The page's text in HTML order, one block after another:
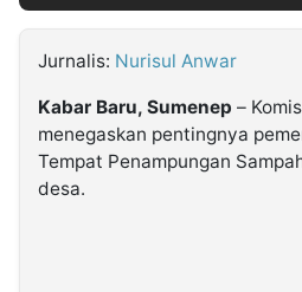
Jurnalis: Nurisul Anwar
Kabar Baru, Sumenep –
menegaskan pentingnya
Tempat Penampungan
desa.